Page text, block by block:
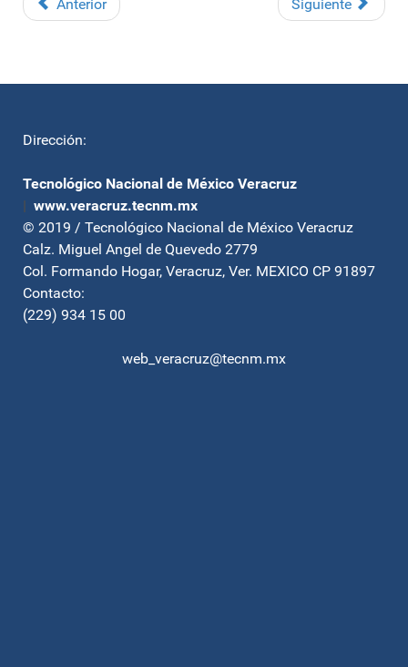
Anterior Siguiente
Dirección:
Tecnológico Nacional de México Veracruz
| www.veracruz.tecnm.mx
© 2019 / Tecnológico Nacional de México Veracruz
Calz. Miguel Angel de Quevedo 2779
Col. Formando Hogar, Veracruz, Ver. MEXICO CP 91897
Contacto:
(229) 934 15 00
web_veracruz@tecnm.mx